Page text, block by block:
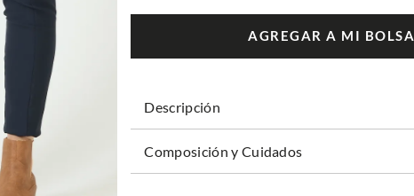
AGREGAR A MI BOLSA
Descripción
Composición y Cuidados